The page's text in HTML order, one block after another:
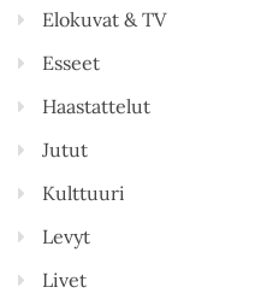
Elokuvat & TV
Esseet
Haastattelut
Jutut
Kulttuuri
Levyt
Livet